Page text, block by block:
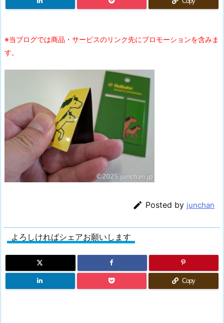
※当ブログでは商品・サービスのリンク先にプロモーションを含みま
す。
 Posted by junchan
よろしければシェアお願いします
Copy